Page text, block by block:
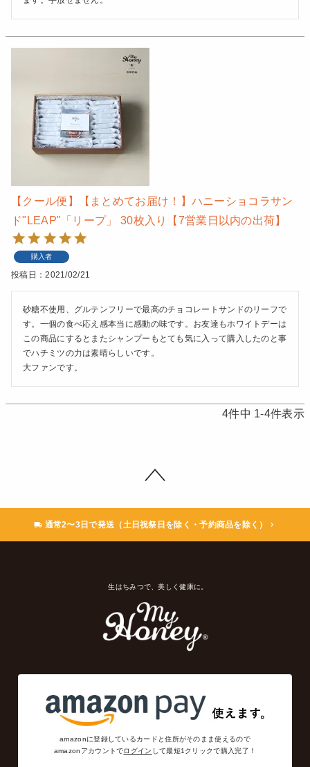
【クール便】【まとめてお届け！】ハニーショコラサン
ド"LEAP"「リープ」 30枚入り【7営業日以内の出荷】
購入者
投稿日 2021/02/21
砂糖不使用、グルテンフリーで最高のチョコレートサンドのリーフで
す。一個の食べ応え感本当に感動の味です。お友達もホワイトデーは
この商品にするとまたシャンプーもとても気に入って購入したのと事
でハチミツの力は素晴らしいです。
大ファンです。
4件中 1-4件表示
通常2〜3日で発送（土日祝祭日を除く・予約商品を除く）
生はちみつで、美しく健康に。
amazonに登録しているカードと住所がそのまま使えるので
amazonアカウントでログイン して最短1クリックで購入完了！